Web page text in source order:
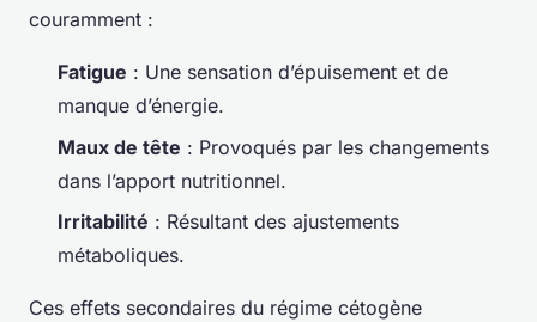
couramment :
Fatigue : Une sensation d’épuisement et de
manque d’énergie.
Maux de tête : Provoqués par les changements
dans l’apport nutritionnel.
Irritabilité : Résultant des ajustements
métaboliques.
Ces effets secondaires du régime cétogène